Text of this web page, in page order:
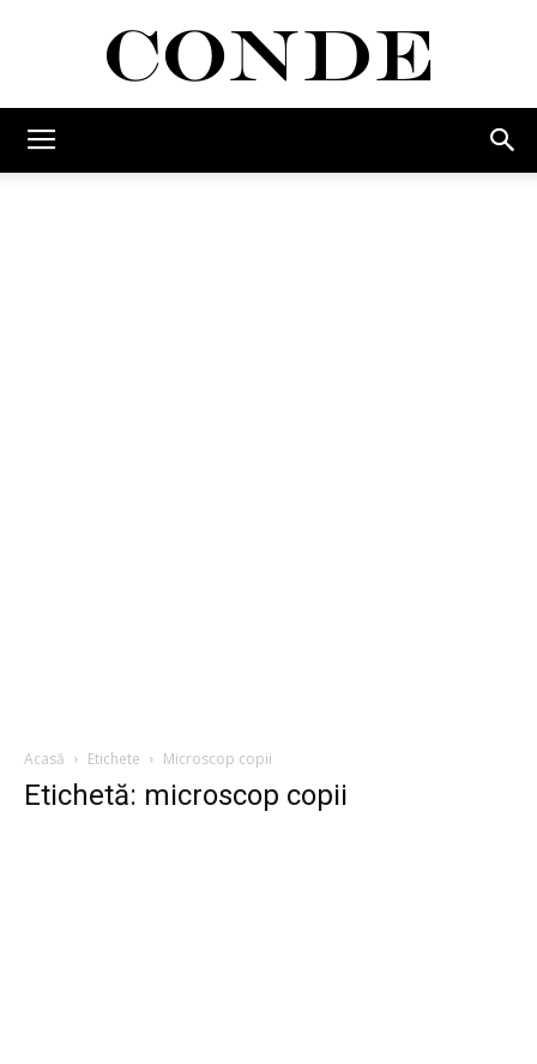
Acasă Etichete Microscop copii
Etichetă: microscop copii